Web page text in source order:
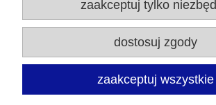
Michał Niedźwiecki Dobra Armatura,
28d/5, 71-021 Szczecin, woj.
697476240pon. - pt. 08:00-
Mail:
zaakceptuj tylko
dostosuj zgody
zaakceptuj wszystkie